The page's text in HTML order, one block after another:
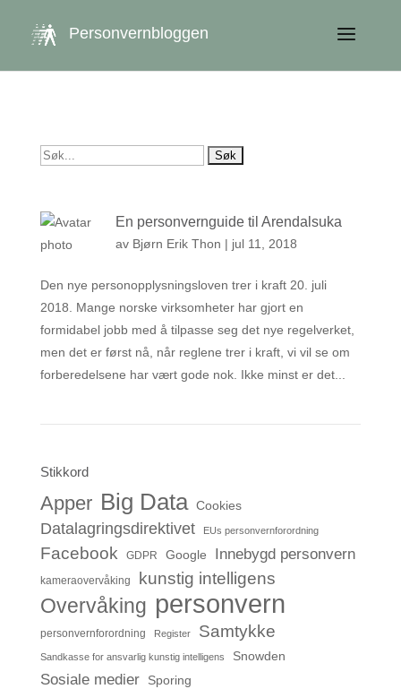
Personvernbloggen
Søk
En personvernguide til Arendalsuka
av Bjørn Erik Thon | jul 11, 2018
Den nye personopplysningsloven trer i kraft 20. juli
2018. Mange norske virksomheter har gjort en
formidabel jobb med å tilpasse seg det nye regelverket,
men det er først nå, når reglene trer i kraft, vi vil se om
forberedelsene har vært gode nok. Ikke minst er det...
Stikkord
Apper Big Data Cookies
Datalagringsdirektivet EUs personvernforordning
Facebook GDPR Google Innebygd personvern
kameraovervåking kunstig intelligens
Overvåking personvern
personvernforordning Register Samtykke
Sandkasse for ansvarlig kunstig intelligens Snowden
Sosiale medier Sporing